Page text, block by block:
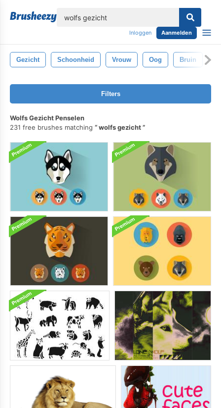
Inloggen Aanmelden
Gezicht Schoonheid Vrouw Oog Bruin
Filters
Wolfs Gezicht Penselen
231 free brushes matching
wolfs gezicht